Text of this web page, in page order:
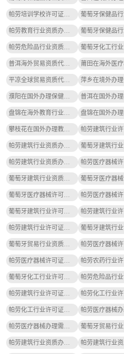
帕劳培训学校许可证办理流程、价格攻略
帕劳教育行业资质办理办理的流程有哪些
帕劳危险品行业资质办理的十大问题解答
普洱海外贸易资质代办的流程是什么
平凉全球贸易资质代办的需要多钱？
濮阳在国外办理保健品资质大概需要多少钱？
盘锦在海外教育行业资质办理的条件及要求
攀枝花在国外办理教育行业资质的流程有哪些
帕劳建筑行业资质办理办理费用明细指南
帕劳建筑行业资质办理办理需要哪些材料
葡萄牙建筑行业资质办理办理流程、费用、条件指南
葡萄牙医疗器械许可证办理费用明细指南
葡萄牙建筑行业许可证办理流程、价格攻略
帕劳建筑行业许可证办理流程、价格攻略
葡萄牙贸易行业资质办理需要哪些材料
帕劳医疗器械许可证办理的条件是什么
葡萄牙化工行业许可证办理需要多少钱呢
帕劳建筑行业许可证办理需要哪些材料
帕劳化工行业许可证办理条件是哪些攻略
帕劳医疗器械办理需要多少钱呢
帕劳建筑行业资质办理代理公司哪家好